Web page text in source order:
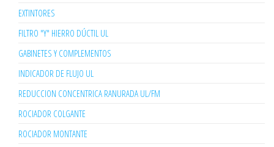
EXTINTORES
FILTRO "Y" HIERRO DÚCTIL UL
GABINETES Y COMPLEMENTOS
INDICADOR DE FLUJO UL
REDUCCION CONCENTRICA RANURADA UL/FM
ROCIADOR COLGANTE
ROCIADOR MONTANTE